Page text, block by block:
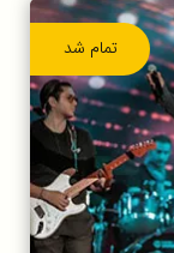
تمام شد